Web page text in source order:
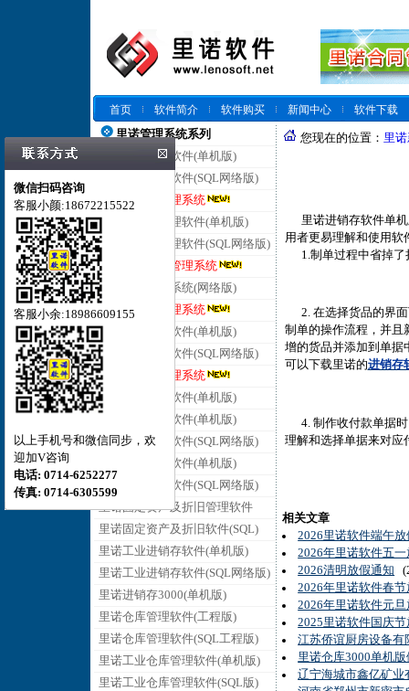
首页 软件简介 软件购买 新闻中心
软件下载
里诺管理系统系列
里诺仓库管理软件(单机版)
里诺仓库管理软件(SQL网络版)
里诺云仓库管理系统
里诺进销存管理软件(单机版)
里诺进销存管理软件(SQL网络版)
里诺云进销存管理系统
里诺客户管理系统(网络版)
里诺云客户管理系统
里诺合同管理软件(单机版)
里诺合同管理软件(SQL网络版)
里诺云合同管理系统
里诺会员管理软件(单机版)
里诺销售管理软件(单机版)
里诺销售管理软件(SQL网络版)
里诺采购管理软件(单机版)
里诺采购管理软件(SQL网络版)
里诺固定资产及折旧管理软件
里诺固定资产及折旧软件(SQL)
里诺工业进销存软件(单机版)
里诺工业进销存软件(SQL网络版)
里诺进销存3000(单机版)
里诺仓库管理软件(工程版)
里诺仓库管理软件(SQL工程版)
里诺工业仓库管理软件(单机版)
里诺工业仓库管理软件(SQL版)
您现在的位置： 里
里诺进销存软件单机
用者更易理解和使用软
1.制单过程中省掉了
2. 在选择货品的界面
制单的操作流程，并且
增的货品并添加到单据
可以下载里诺的进销存
4. 制作收付款单据时
理解和选择单据来对应
相关文章
2026里诺软件端午
2026年里诺软件五
2026清明放假通知
2026年里诺软件春
2026年里诺软件元
2025里诺软件国庆
江苏侨谊厨房设备有
里诺仓库3000单机
辽宁海城市鑫亿矿业
微信扫码咨询
客服小颜:18672215522
客服小余:18986609155
以上手机号和微信同步，欢
迎加V咨询
电话: 0714-6252277
传真: 0714-6305599